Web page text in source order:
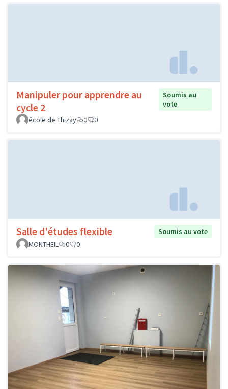
Manipuler pour apprendre au
cycle 2
Soumis au
vote
école de Thizay
0 0
Salle d'études flexible
Soumis au vote
MONTHEIL
0 0